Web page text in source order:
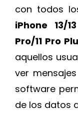
con todos
iPhone 13/
Pro/11 Pro
aquellos
ver
software
de los datos